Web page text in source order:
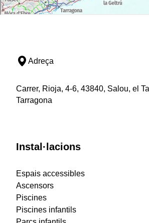
Adreça
Carrer, Rioja, 4-6, 43840, Salou, el
Tarragona
Instal·lacions
Espais accessibles
Ascensors
Piscines
Piscines infantils